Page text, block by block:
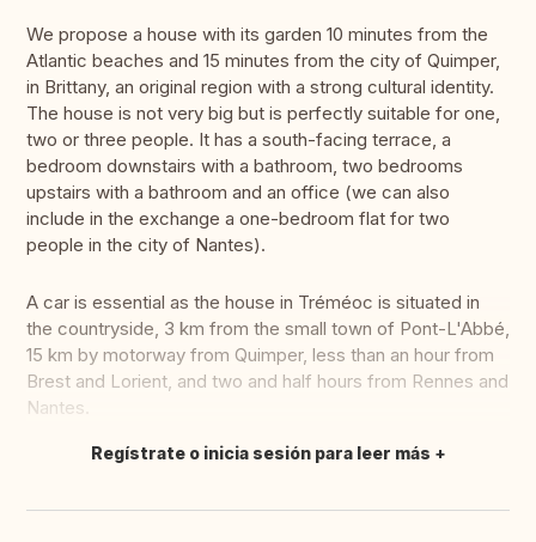
We propose a house with its garden 10 minutes from the
Atlantic beaches and 15 minutes from the city of Quimper,
in Brittany, an original region with a strong cultural identity.
The house is not very big but is perfectly suitable for one,
two or three people. It has a south-facing terrace, a
bedroom downstairs with a bathroom, two bedrooms
upstairs with a bathroom and an office (we can also
include in the exchange a one-bedroom flat for two
people in the city of Nantes).
A car is essential as the house in Tréméoc is situated in
the countryside, 3 km from the small town of Pont-L'Abbé,
15 km by motorway from Quimper, less than an hour from
Brest and Lorient, and two and half hours from Rennes and
Nantes.
Traducir
Regístrate o inicia sesión para leer más